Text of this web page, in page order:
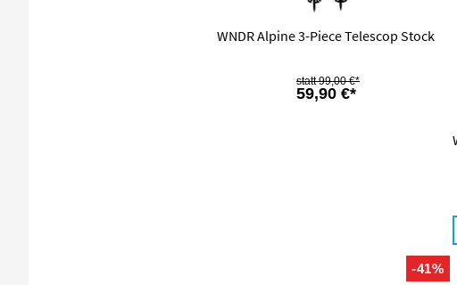
WNDR Alpine 3-Piece Telescop Stock
59,90 €*
99,00 €*
-41%